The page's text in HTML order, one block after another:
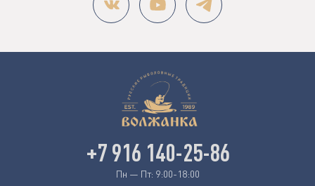
+7 916 140-25-86
Пн — Пт: 9:00-18:00